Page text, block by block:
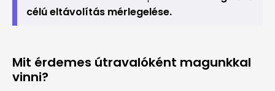
célú eltávolítás mérlegelése.
Mit érdemes útravalóként magunkkal
vinni?